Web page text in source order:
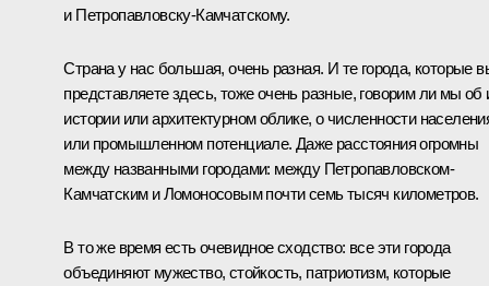
и Петропавловску-Камчатскому.
Страна у нас большая, очень разная. И те города, которые
представляете здесь, тоже очень разные, говорим ли мы об
истории или архитектурном облике, о численности
или промышленном потенциале. Даже расстояния огромны
между названными городами: между Петропавловском-
Камчатским и Ломоносовым почти семь тысяч километров.
В то же время есть очевидное сходство: все эти города
объединяют мужество, стойкость, патриотизм, которые